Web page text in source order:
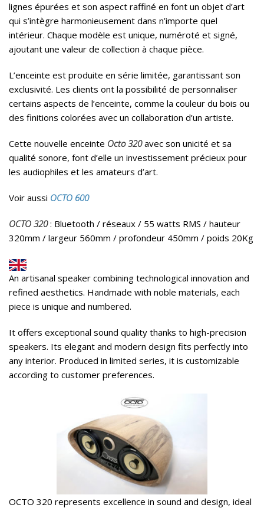
lignes épurées et son aspect raffiné en font un objet d’art
qui s’intègre harmonieusement dans n’importe quel
intérieur. Chaque modèle est unique, numéroté et signé,
ajoutant une valeur de collection à chaque pièce.
L’enceinte est produite en série limitée, garantissant son
exclusivité. Les clients ont la possibilité de personnaliser
certains aspects de l’enceinte, comme la couleur du bois ou
des finitions colorées avec un collaboration d’un artiste.
Cette nouvelle enceinte Octo 320avec son unicité et sa
qualité sonore, font d’elle un investissement précieux pour
les audiophiles et les amateurs d’art.
Voir aussi OCTO 600
OCTO 320: Bluetooth / réseaux / 55 watts RMS / hauteur
320mm / largeur 560mm / profondeur 450mm / poids 20Kg
An artisanal speaker combining technological innovation and
refined aesthetics. Handmade with noble materials, each
piece is unique and numbered.
It offers exceptional sound quality thanks to high-precision
speakers. Its elegant and modern design fits perfectly into
any interior. Produced in limited series, it is customizable
according to customer preferences.
OCTO 320 represents excellence in sound and design, ideal